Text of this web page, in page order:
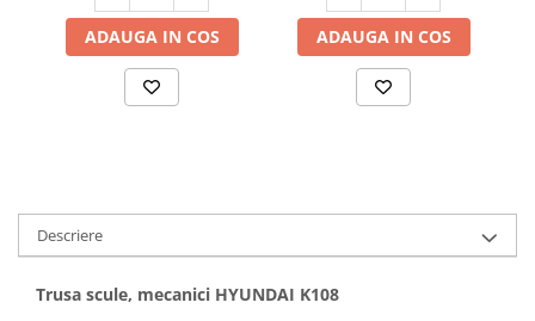
Hote bucatarie
Consumabile
Hote insula
Hote telescopice
Masini de Spalat Rufe & Uscatoare
ADAUGA IN COS ADAUGA IN COS
Descriere
Trusa scule, mecanici HYUNDAI K108